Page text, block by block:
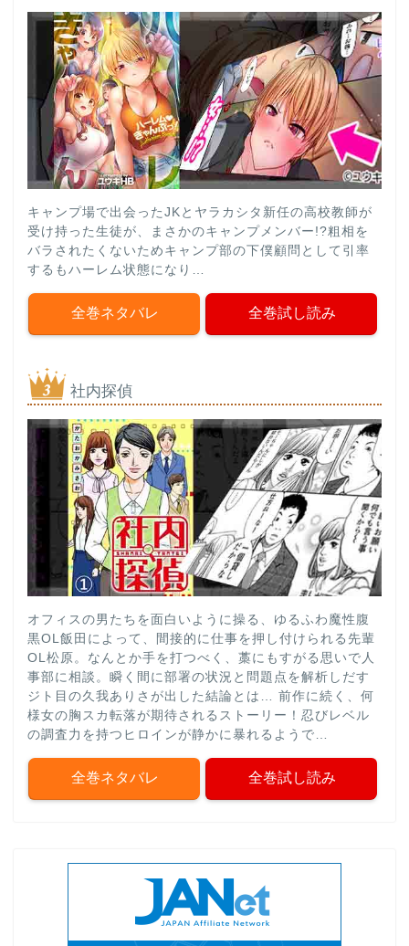
キャンプ場で出会ったJKとヤラカシタ新任の高校教師が
受け持った生徒が、まさかのキャンプメンバー!?粗相を
バラされたくないためキャンプ部の下僕顧問として引率
するもハーレム状態になり…
全巻ネタバレ 全巻試し読み
社内探偵
オフィスの男たちを面白いように操る、ゆるふわ魔性腹
黒OL飯田によって、間接的に仕事を押し付けられる先輩
OL松原。なんとか手を打つべく、藁にもすがる思いで人
事部に相談。瞬く間に部署の状況と問題点を解析しだす
ジト目の久我ありさが出した結論とは… 前作に続く、何
様女の胸スカ転落が期待されるストーリー！忍びレベル
の調査力を持つヒロインが静かに暴れるようで…
全巻ネタバレ 全巻試し読み